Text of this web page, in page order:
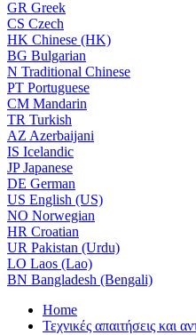
GR Greek
CS Czech
HK Chinese (HK)
BG Bulgarian
N Traditional Chinese
PT Portuguese
CM Mandarin
TR Turkish
AZ Azerbaijani
IS Icelandic
JPJapanese
DE German
US English (US)
NO Norwegian
HR Croatian
UR Pakistan (Urdu)
LO Laos (Lao)
BN Bangladesh (Bengali)
Home
Τεχνικές απαιτήσεις και